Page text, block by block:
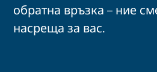
обратна връзка – ние
насреща за вас.